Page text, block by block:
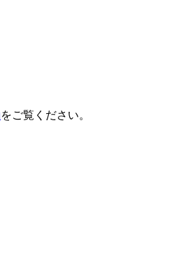
をご覧ください。